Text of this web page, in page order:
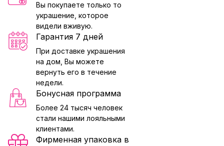
Вы покупаете только то
украшение, которое
видели вживую.
Гарантия 7 дней
При доставке украшения
на дом, Вы можете
вернуть его в течение
недели.
Бонусная программа
Более 24 тысяч человек
стали нашими лояльными
клиентами.
Фирменная упаковка в